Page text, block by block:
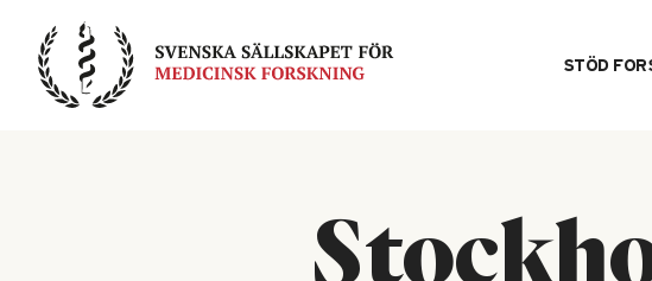
content
STÖD